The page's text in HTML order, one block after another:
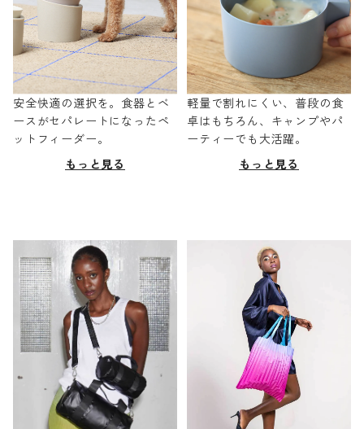
安全快適の選択を。食器とベ
ースがセパレートになったペ
ットフィーダー。
もっと見る
軽量で割れにくい、普段の食
卓はもちろん、キャンプやパ
ーティーでも大活躍。
もっと見る